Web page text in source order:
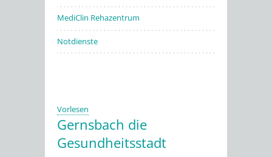
MediClin Rehazentrum
Notdienste
Vorlesen
Gernsbach die
Gesundheitsstadt